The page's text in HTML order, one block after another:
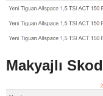
Makyajlı